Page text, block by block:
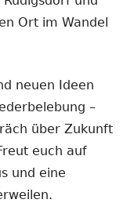
Ort im Wandel
neuen Ideen
–
über Zukunft
euch auf
und eine